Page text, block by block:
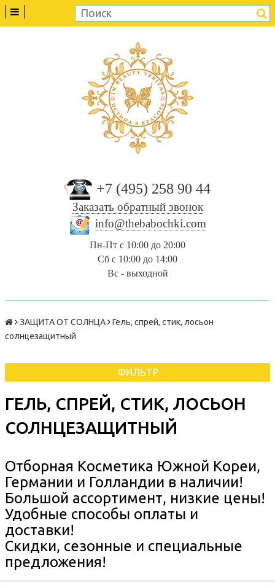
+7 (495) 258 90 44
Заказать обратный звонок
info@thebabochki.com
Пн-Пт с 10:00 до 20:00
Сб с 10:00 до 14:00
Вс - выходной
ЗАЩИТА ОТ СОЛНЦА
Гель, спрей, стик, лосьон
солнцезащитный
ФИЛЬТР
ГЕЛЬ, СПРЕЙ, СТИК, ЛОСЬОН
СОЛНЦЕЗАЩИТНЫЙ
Отборная Косметика Южной Кореи,
Германии и Голландии в наличии!
Большой ассортимент, низкие цены!
Удобные способы оплаты и
доставки!
Скидки, сезонные и специальные
предложения!